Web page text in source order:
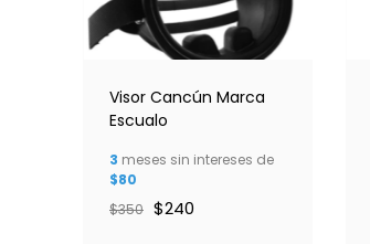
Visor Cancún Marca
Escualo
3 meses sin intereses de
$80
$350 $240